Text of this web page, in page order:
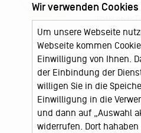
KJ
Unser neuer
News
Locations
Wir verwenden
Um unsere Webseite
Webseite kommen
Einwilligung von Ihnen.
der Einbindung der
willigen Sie in die
Einwilligung in die
und dann auf „Auswahl
widerrufen. Dort